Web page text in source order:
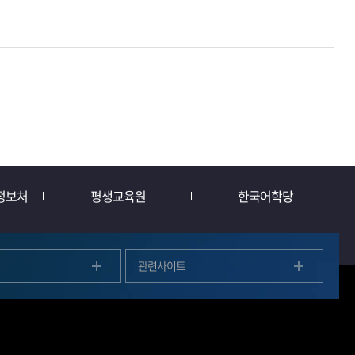
보처 평생교육원 한국어학당
관련사이트